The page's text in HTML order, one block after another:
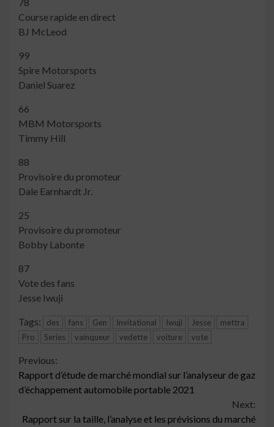
Course rapide en direct
BJ McLeod
99
Spire Motorsports
Daniel Suarez
66
MBM Motorsports
Timmy Hill
88
Provisoire du promoteur
Dale Earnhardt Jr.
25
Provisoire du promoteur
Bobby Labonte
87
Vote des fans
Jesse Iwuji
Tags: des fans Gen Invitational Iwuji Jesse
mettra
Pro
Series vainqueur vedette voiture vote
Continue
Reading
Previous:
Rapport d’étude de marché mondial sur l’analyseur de gaz
d’échappement automobile portable 2021
Next:
Rapport sur la taille, l’analyse et les prévisions du marché